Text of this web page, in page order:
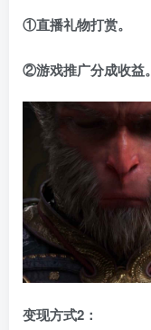
①直播礼物打赏。
②游戏推广分成收益。
变现方式2：